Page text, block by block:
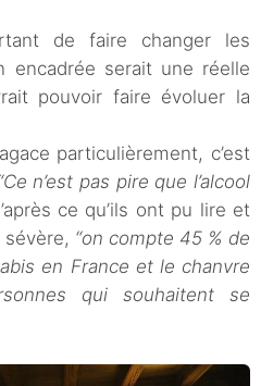
de faire changer les
encadrée serait une réelle
pouvoir faire évoluer la
particulièrement, c’est
n’est pas pire que l’alcool
ce qu’ils ont pu lire et
“on compte 45 % de
en France et le chanvre
qui souhaitent se